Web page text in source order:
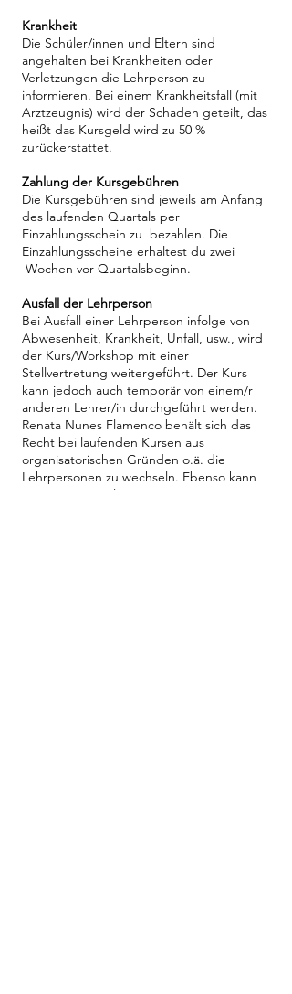
Krankheit
Die Schüler/innen und Eltern sind
angehalten bei Krankheiten oder
Verletzungen die Lehrperson zu
informieren. Bei einem Krankheitsfall (mit
Arztzeugnis) wird der Schaden geteilt, das
heißt das Kursgeld wird zu 50 %
zurückerstattet.
Zahlung der Kursgebühren
Die Kursgebühren sind jeweils am Anfang
des laufenden Quartals per
Einzahlungsschein zu bezahlen. Die
Einzahlungsscheine erhaltest du zwei
Wochen vor Quartalsbeginn.
Ausfall der Lehrperson
Bei Ausfall einer Lehrperson infolge von
Abwesenheit, Krankheit, Unfall, usw., wird
der Kurs/Workshop mit einer
Stellvertretung weitergeführt. Der Kurs
kann jedoch auch temporär von einem/r
anderen Lehrer/in durchgeführt werden.
Renata Nunes Flamenco behält sich das
Recht bei laufenden Kursen aus
organisatorischen Gründen o.ä. die
Lehrpersonen zu wechseln. Ebenso kann
Renata Nunes Flamenco einen Kurs aus